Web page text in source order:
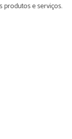
produtos e serviços.